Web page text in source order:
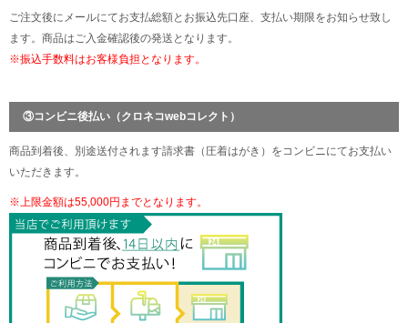
ご注文後にメールにてお支払総額とお振込先口座、支払い期限をお知らせ致し
ます。商品はご入金確認後の発送となります。
※振込手数料はお客様負担となります。
③コンビニ後払い（クロネコwebコレクト）
商品到着後、別途送付されます請求書（圧着はがき）をコンビニにてお支払い
いただきます。
※上限金額は55,000円までとなります。